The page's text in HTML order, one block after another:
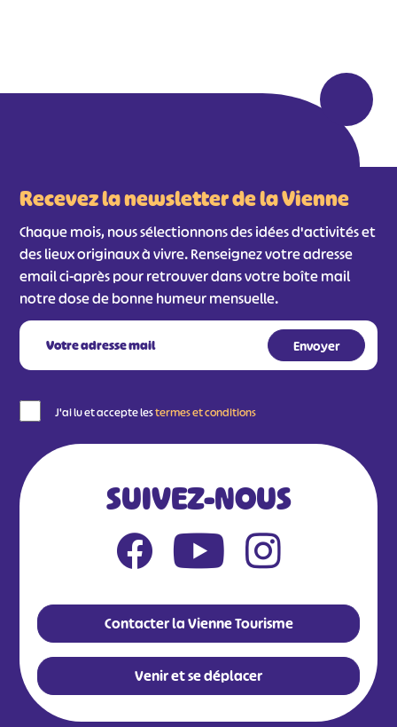
Recevez la newsletter de la Vienne
Chaque mois, nous sélectionnons des idées d'activités et
des lieux originaux à vivre. Renseignez votre adresse
email ci-après pour retrouver dans votre boîte mail
notre dose de bonne humeur mensuelle.
J'ai lu et accepte lestermes et conditions
SUIVEZ-NOUS
Contacter la Vienne Tourisme
Venir et se déplacer